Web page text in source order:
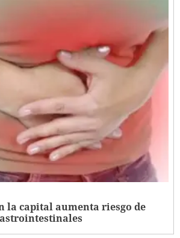
la capital aumenta riesgo de